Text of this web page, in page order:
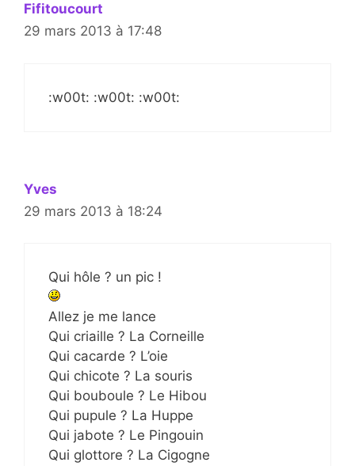
Fifitoucourt
29 mars 2013 à 17:48
:w00t: :w00t: :w00t:
Yves
29 mars 2013 à 18:24
Qui hôle ? un pic !
Allez je me lance
Qui criaille ? La Corneille
Qui cacarde ? L’oie
Qui chicote ? La souris
Qui bouboule ? Le Hibou
Qui pupule ? La Huppe
Qui jabote ? Le Pingouin
Qui glottore ? La Cigogne